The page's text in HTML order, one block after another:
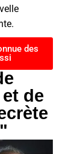
des
de